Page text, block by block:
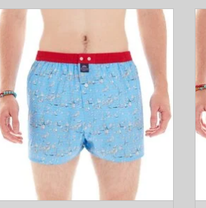
Print van zeilboten op een lichtblauwe
achtergrond. De tailleband is rood.
TOEVOEGEN AAN WINKELWAGEN